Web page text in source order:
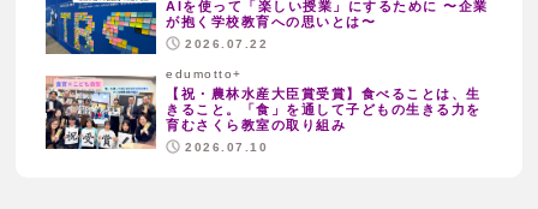
AIを使って「楽しい授業」にするために 〜企業
が抱く学校教育への思いとは〜
2026.07.22
edumotto+
【祝・農林水産大臣賞受賞】食べることは、生
きること。「食」を通して子どもの生きる力を
育むさくら教室の取り組み
2026.07.10